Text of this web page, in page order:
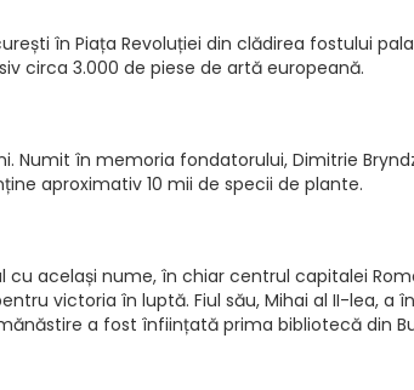
în Piața Revoluției din clădirea fostului
circa 3.000 de piese de artă europeană.
Numit în memoria fondatorului, Dimitrie
aproximativ 10 mii de specii de plante.
cu același nume, în chiar centrul capitalei
victoria în luptă. Fiul său, Mihai al II-lea,
a fost înființată prima bibliotecă din